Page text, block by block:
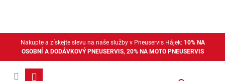
Nakupte a získejte slevu na naše služby v Pneuservis Hájek: 10% NA
OSOBNÍ A DODÁVKOVÝ PNEUSERVIS, 20% NA MOTO PNEUSERVIS